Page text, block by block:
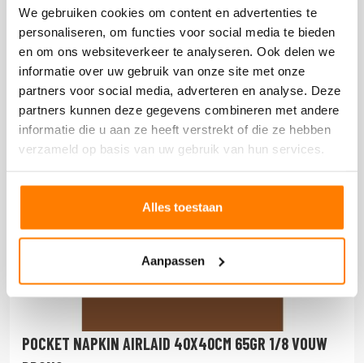
We gebruiken cookies om content en advertenties te
personaliseren, om functies voor social media te bieden
en om ons websiteverkeer te analyseren. Ook delen we
informatie over uw gebruik van onze site met onze
partners voor social media, adverteren en analyse. Deze
partners kunnen deze gegevens combineren met andere
informatie die u aan ze heeft verstrekt of die ze hebben
verzameld op basis van uw gebruik van hun services.
Alles toestaan
Aanpassen
POCKET NAPKIN AIRLAID 40X40CM 65GR 1/8 VOUW